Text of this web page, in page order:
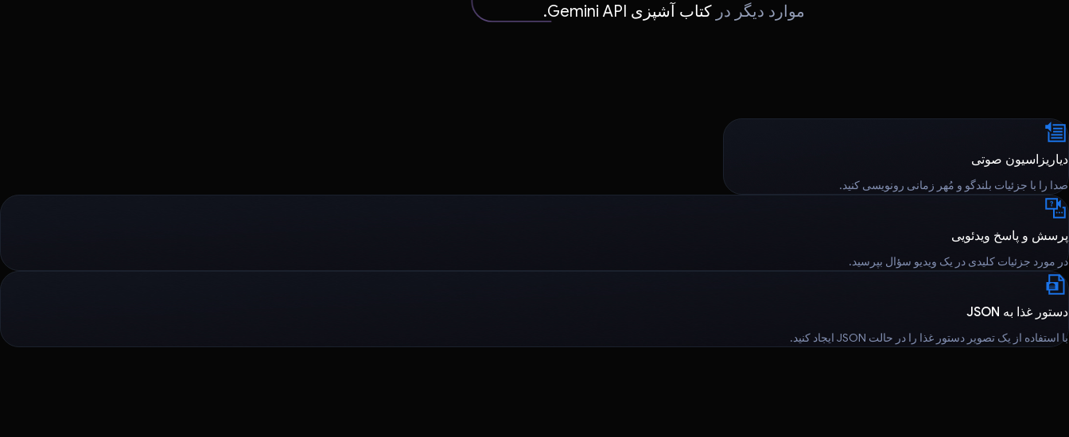
موارد دیگر در کتاب آشپزی Gemini API.
دیاریزاسیون صوتی
صدا را با جزئیات بلندگو و مُهر زمانی رونویسی کنید.
پرسش و پاسخ ویدئویی
در مورد جزئیات کلیدی در یک ویدیو سؤال بپرسید.
دستور غذا به JSON
با استفاده از یک تصویر دستور غذا را در حالت JSON ایجاد کنید.